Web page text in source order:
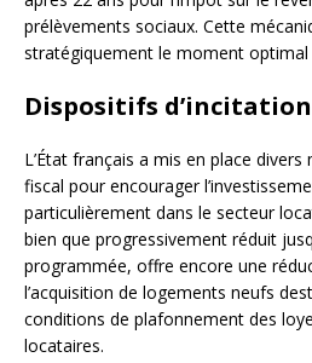
prélèvements sociaux. Cette
stratégiquement le moment optimal
Dispositifs
L’État français a mis en place divers
fiscal pour encourager
particulièrement dans le secteur
bien que progressivement réduit
programmée, offre encore une
l’acquisition de logements neufs
conditions de plafonnement des
locataires.